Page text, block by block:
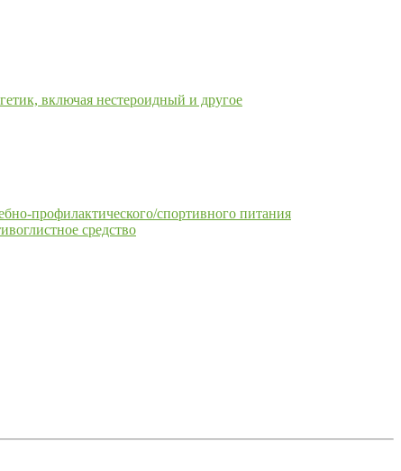
включая нестероидный и другое
профилактического/спортивного питания
средство